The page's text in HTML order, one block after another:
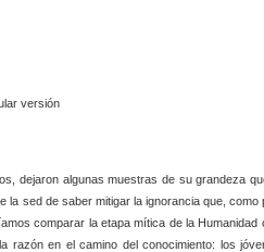
versión
dejaron algunas muestras de su grandeza
sed de saber mitigar la ignorancia que,
comparar la etapa mítica de la Humanidad
en el camino del conocimiento: los